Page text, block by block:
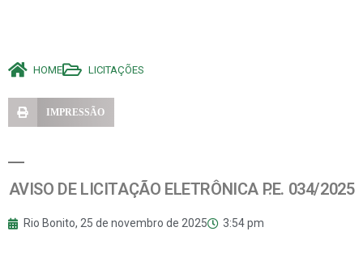
HOME LICITAÇÕES
IMPRESSÃO
AVISO DE LICITAÇÃO ELETRÔNICA P.E. 034/2025
Rio Bonito, 25 de novembro de 2025 3:54 pm